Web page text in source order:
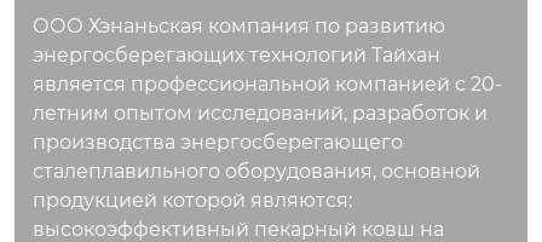
мальных или высок
отемпературных ма
териалов.
ООО Хэнаньская компания по развитию
энергосберегающих технологий Тайхан
является профессиональной компанией с 20-
летним опытом исследований, разработок и
производства энергосберегающего
сталеплавильного оборудования, основной
продукцией которой являются:
высокоэффективный пекарный ковш на